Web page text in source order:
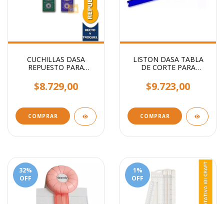
CUCHILLAS DASA
REPUESTO PARA
UNIDAD
$8.729,00
COMPRAR
LISTON DASA TABLA
DE CORTE PARA
$9.723,00
COMPRAR
32%
OFF
1%
OFF